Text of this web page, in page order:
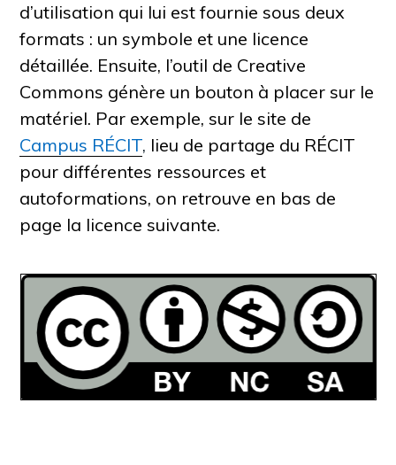
d’utilisation qui lui est fournie sous deux
formats : un symbole et une licence
détaillée. Ensuite, l’outil de Creative
Commons génère un bouton à placer sur le
matériel. Par exemple, sur le site de
Campus RÉCIT, lieu de partage du RÉCIT
pour différentes ressources et
autoformations, on retrouve en bas de
page la licence suivante.